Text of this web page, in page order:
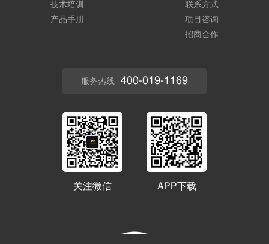
技术培训
产品手册
联系方式
项目咨询
招商合作
服务热线 400-019-1169
关注微信 APP下载